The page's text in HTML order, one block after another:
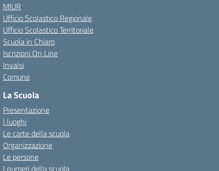
MIUR
Ufficio Scolastico Regionale
Ufficio Scolastico Territoriale
Scuola in Chiaro
Iscrizioni On Line
Invalsi
Comune
La Scuola
Presentazione
I luoghi
Le carte della scuola
Organizzazione
Le persone
I numeri della scuola